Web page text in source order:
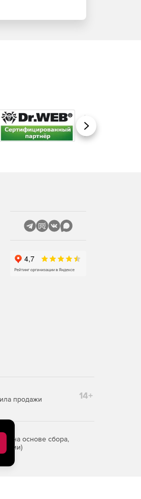
Вперед
продажи 14+
на основе сбора,